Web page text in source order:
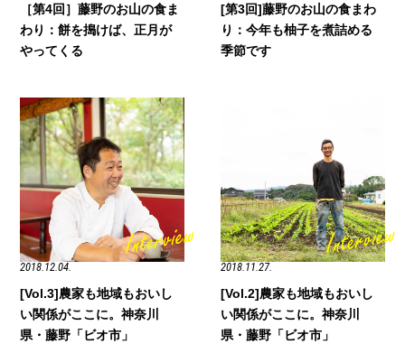
［第4回］藤野のお山の食ま
わり：餅を搗けば、正月が
やってくる
[第3回]藤野のお山の食まわ
り：今年も柚子を煮詰める
季節です
2018.12.04.
[Vol.3]農家も地域もおいし
い関係がここに。神奈川
県・藤野「ビオ市」
2018.11.27.
[Vol.2]農家も地域もおいし
い関係がここに。神奈川
県・藤野「ビオ市」